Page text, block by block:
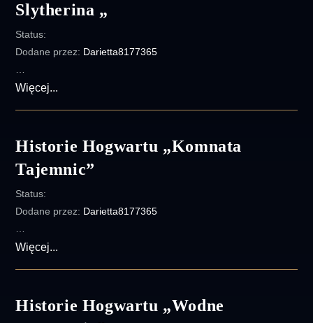
Slytherina „
Status:
Dodane przez: Darietta8177365
Więcej...
Slytherina
Historie Hogwartu „Komnata
Tajemnic”
Status:
Dodane przez: Darietta8177365
Więcej...
Tajemnic”
Historie Hogwartu „Wodne